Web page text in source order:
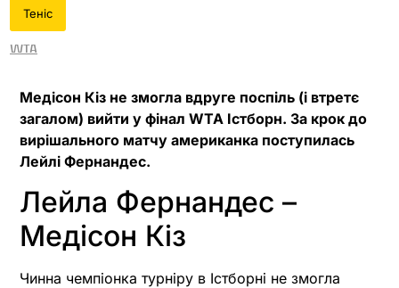
Теніс
WTA
Медісон Кіз не змогла вдруге поспіль (і втретє
загалом) вийти у фінал WTA Істборн. За крок до
вирішального матчу американка поступилась
Лейлі Фернандес.
Лейла Фернандес –
Медісон Кіз
Чинна чемпіонка турніру в Істборні не змогла